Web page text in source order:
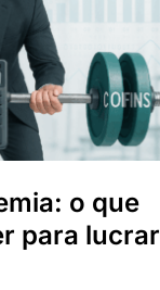
o que
para lucrar